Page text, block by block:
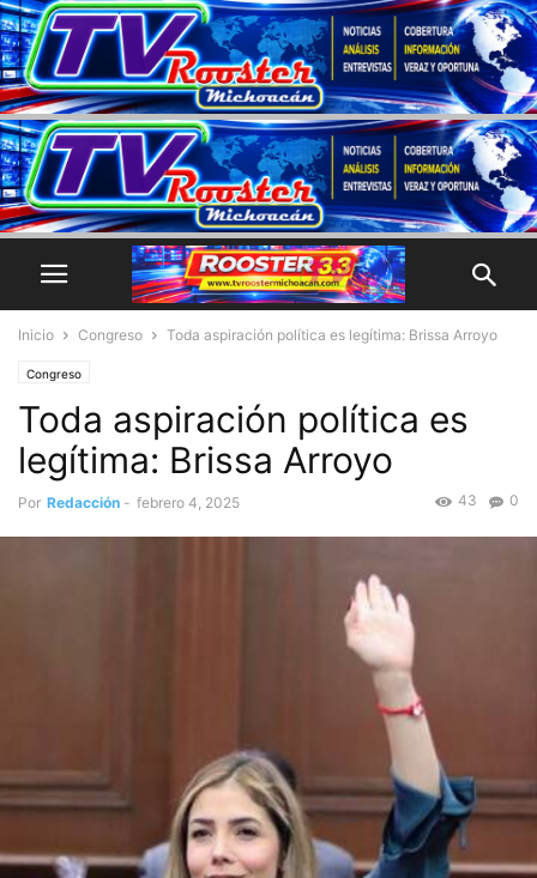
Inicio Congreso Toda aspiración política es legítima: Brissa Arroyo
Congreso
Toda aspiración política es
legítima: Brissa Arroyo
Por Redacción - febrero 4, 2025 0
43